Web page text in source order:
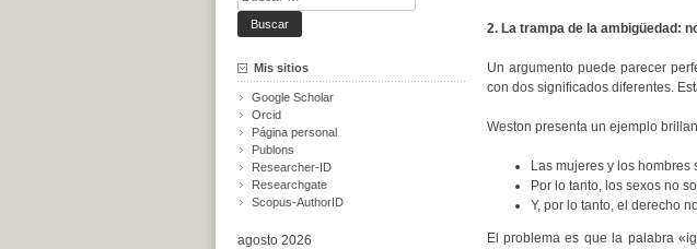
2. La trampa de la ambigüedad:
Un argumento puede parecer
con dos significados diferentes.
Weston presenta un ejemplo
Las mujeres y los
Por lo tanto, los sexos no
Y, por lo tanto, el derecho
El problema es que la palabra
Mis sitios
Google Scholar
Orcid
Página personal
Publons
Researcher-ID
Researchgate
Scopus-AuthorID
agosto 2026